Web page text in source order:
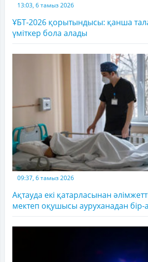
13:03, 6 тамыз 2026
ҰБТ-2026 қорытындысы: қанша
үміткер бола алады
09:37, 6 тамыз 2026
Ақтауда екі қатарласынан
мектеп оқушысы ауруханадан